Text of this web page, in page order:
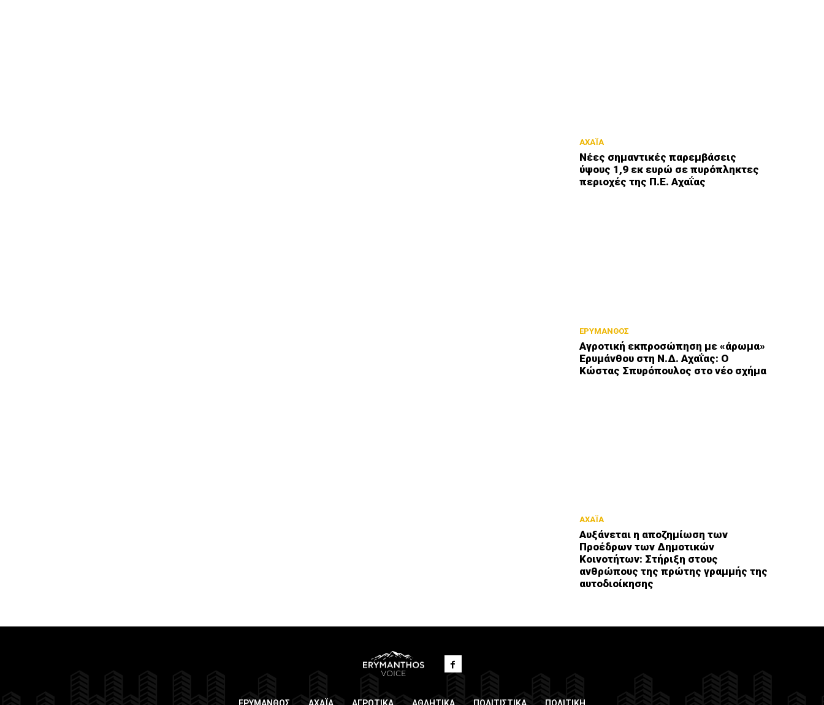
ΑΧΑΪΑ
Νέες σημαντικές παρεμβάσεις
ύψους 1,9 εκ ευρώ σε πυρόπληκτες
περιοχές της Π.Ε. Αχαΐας
ΕΡΥΜΑΝΘΟΣ
Αγροτική εκπροσώπηση με «άρωμα»
Ερυμάνθου στη Ν.Δ. Αχαΐας: Ο
Κώστας Σπυρόπουλος στο νέο σχήμα
ΑΧΑΪΑ
Αυξάνεται η αποζημίωση των
Προέδρων των Δημοτικών
Κοινοτήτων: Στήριξη στους
ανθρώπους της πρώτης γραμμής της
αυτοδιοίκησης